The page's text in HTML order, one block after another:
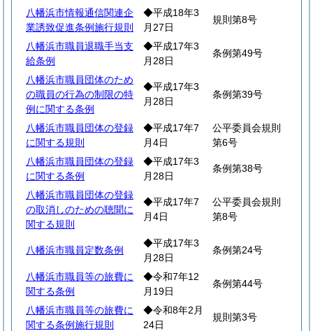
八幡浜市情報通信関連企
業誘致促進条例施行規則
◆平成18年3
月27日
規則第8号
八幡浜市職員退職手当支
給条例
◆平成17年3
月28日
条例第49号
八幡浜市職員団体のため
の職員の行為の制限の特
例に関する条例
◆平成17年3
月28日
条例第39号
八幡浜市職員団体の登録
に関する規則
◆平成17年7
月4日
公平委員会規則
第6号
八幡浜市職員団体の登録
に関する条例
◆平成17年3
月28日
条例第38号
八幡浜市職員団体の登録
の取消しのための聴聞に
関する規則
◆平成17年7
月4日
公平委員会規則
第8号
八幡浜市職員定数条例
◆平成17年3
月28日
条例第24号
八幡浜市職員等の旅費に
関する条例
◆令和7年12
月19日
条例第44号
八幡浜市職員等の旅費に
関する条例施行規則
◆令和8年2月
24日
規則第3号